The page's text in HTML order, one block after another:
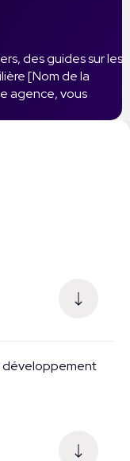
des guides sur les
[Nom de la
agence, vous
développement